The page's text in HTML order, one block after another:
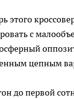
этого
с
цепным
до первой